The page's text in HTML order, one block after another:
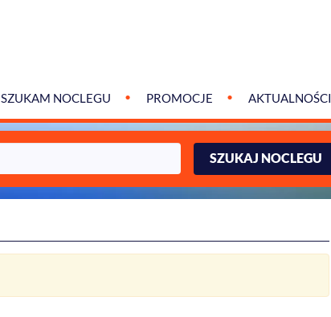
SZUKAM NOCLEGU PROMOCJE AKTUALNOŚCI
SZUKAJ NOCLEGU